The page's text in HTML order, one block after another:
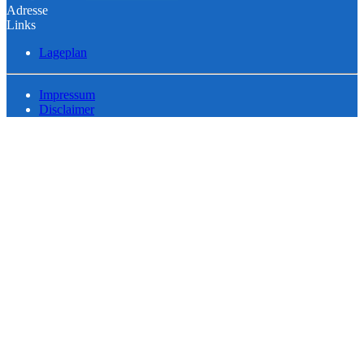
Adresse
Links
Lageplan
Impressum
Disclaimer